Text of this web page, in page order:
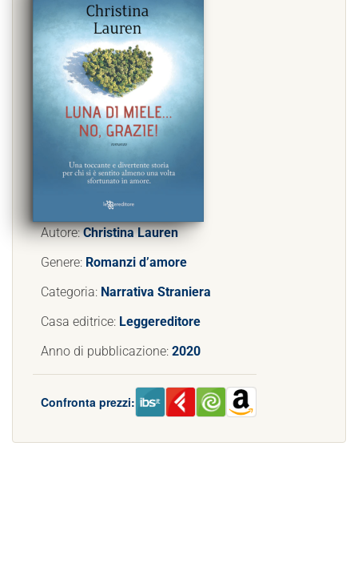
Autore:Christina Lauren
Genere: Romanzi d’amore
Categoria: Narrativa Straniera
Casa editrice: Leggereditore
Anno di pubblicazione: 2020
Confronta prezzi: